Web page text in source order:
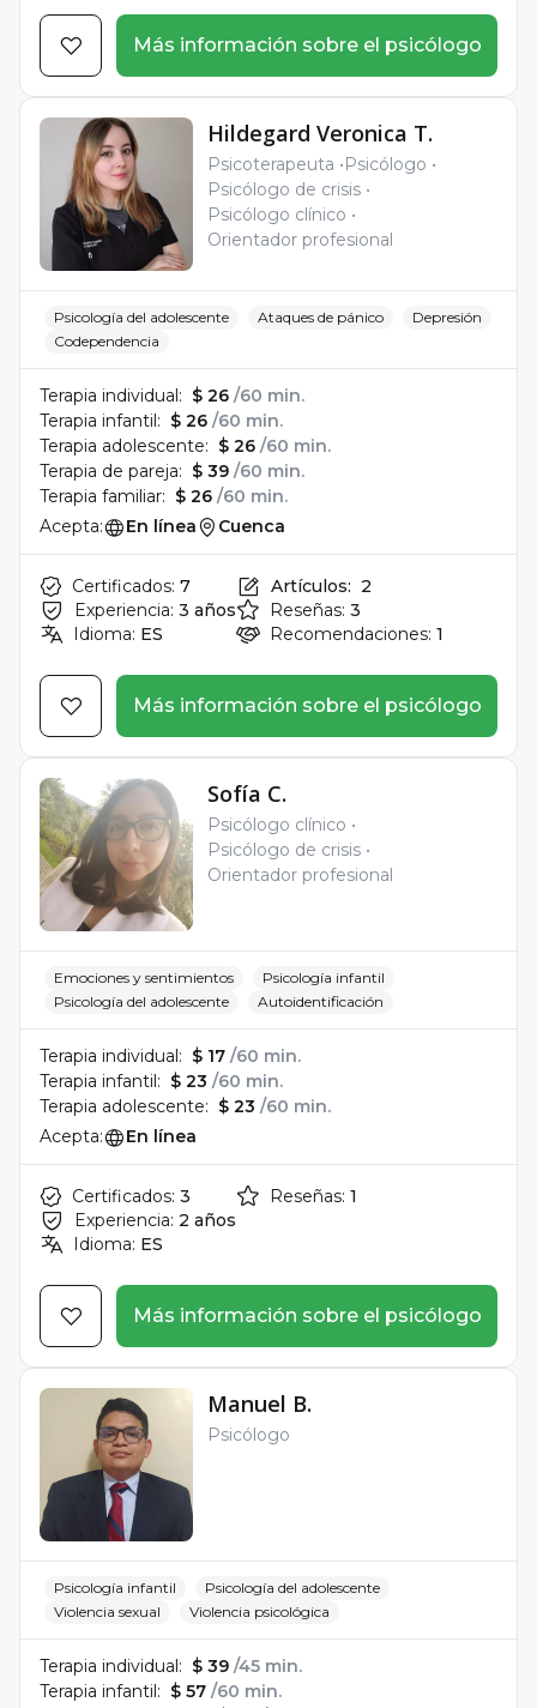
Más información sobre el psicólogo
Hildegard Veronica T.
Psicoterapeuta
Psicólogo
Psicólogo de crisis
Psicólogo clínico
Orientador profesional
Psicología del adolescente Ataques de pánico
Depresión
Codependencia
Terapia individual: $ 26 /60 min.
Terapia infantil: $ 26 /60 min.
Terapia adolescente: $ 26 /60 min.
Terapia de pareja: $ 39 /60 min.
Terapia familiar: $ 26 /60 min.
Acepta:
En línea Cuenca
Certificados: 7
Experiencia: 3 años
Idioma: ES
Artículos: 2
Reseñas: 3
Recomendaciones: 1
Más información sobre el psicólogo
Sofía C.
Psicólogo clínico
Psicólogo de crisis
Orientador profesional
Emociones y sentimientos
Psicología infantil
Psicología del adolescente
Autoidentificación
Terapia individual: $ 17 /60 min.
Terapia infantil: $ 23 /60 min.
Terapia adolescente: $ 23 /60 min.
Acepta:
En línea
Certificados: 3
Experiencia: 2 años
Idioma: ES
Reseñas: 1
Más información sobre el psicólogo
Manuel B.
Psicólogo
Psicología infantil
Psicología del adolescente
Violencia sexual
Violencia psicológica
Terapia individual: $ 39 /45 min.
Terapia infantil: $ 57 /60 min.